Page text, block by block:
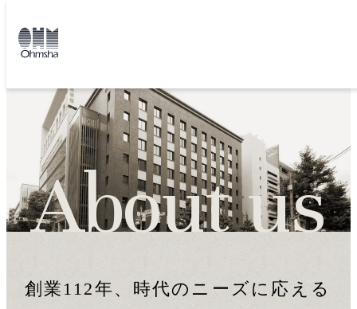
トップ
創業112年、時代のニーズに応える